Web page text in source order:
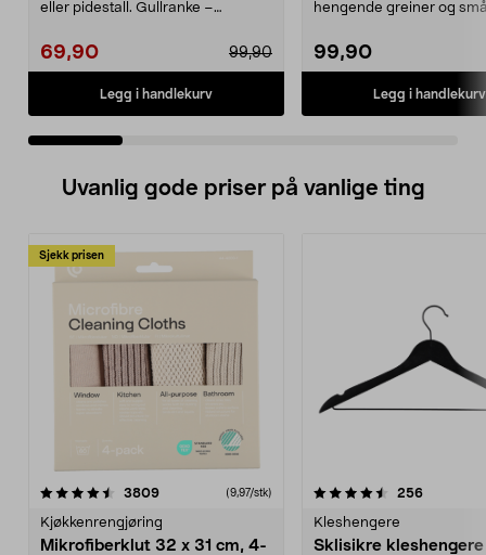
eller pidestall. Gullranke –
69,90 99,90
Legg i handlekurv
hengende greiner og
99,90
Legg i handlekurv
Uvanlig gode priser på vanlige ting
Sjekk prisen
3809anmeldelser(9,97/stk)
Kjøkkenrengjøring
Mikrofiberklut 32 x 31 cm, 4-
4.5av 5 stjerner 256
Kleshengere
Sklisikre
4.5av 5 stjerner